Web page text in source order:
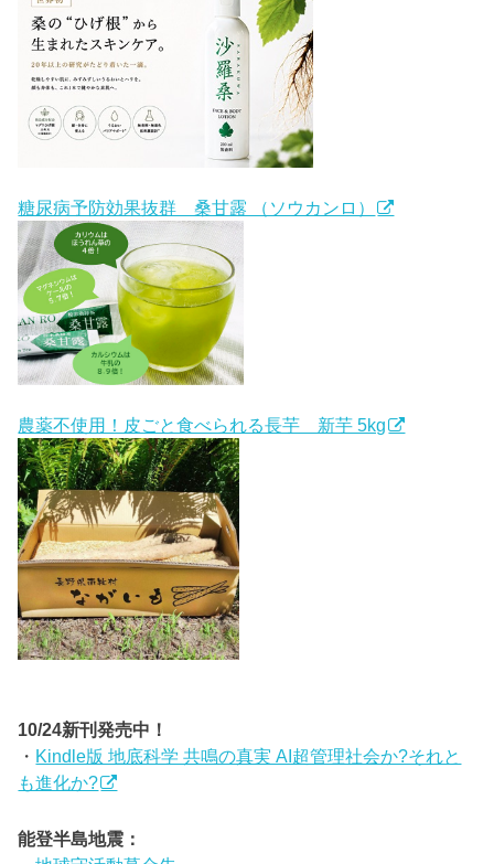
糖尿病予防効果抜群 桑甘露 （ソウカンロ）
農薬不使用！皮ごと食べられる長芋 新芋 5kg
10/24新刊発売中！
・ Kindle版 地底科学 共鳴の真実 AI超管理社会か?それと
も進化か?
能登半島地震：